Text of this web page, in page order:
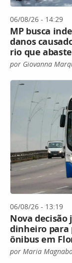
06/08/26 - 14:29
MP busca
danos
rio que
por Giovanna
06/08/26 - 13:19
Nova
dinheiro para
ônibus em
por Maria